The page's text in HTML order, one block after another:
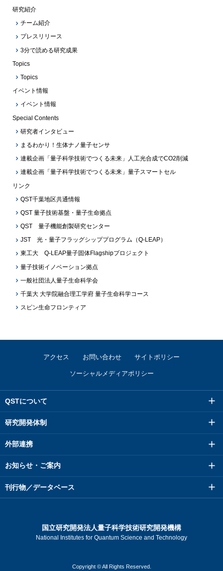
研究紹介
チーム紹介
プレスリリース
3分で読める研究成果
Topics
Topics
イベント情報
イベント情報
Special Contents
研究者インタビュー
まるわかり！生体ナノ量子センサ
連載企画「量子科学技術でつくる未来」人工光合成でCO2削減
連載企画「量子科学技術でつくる未来」量子スマートセル
リンク
QST千葉地区共通情報
QST 量子技術基盤・量子生命拠点
QST 量子機能創製研究センター
JST 光・量子フラッグシッププログラム（Q-LEAP）
東工大 Q-LEAP量子固体Flagshipプロジェクト
量子技術イノベーション拠点
一般社団法人量子生命科学会
千葉大 大学院融合理工学府 量子生命科学コース
スピン生命フロンティア
アクセス お問い合わせ サイトポリシー
ソーシャルメディアポリシー
QSTについて
研究開発体制
外部連携
お知らせ・ご案内
刊行物／データベース
国立研究開発法人量子科学技術研究開発機構
National Institutes for Quantum Science and Technology
Copyright © All Rights Reserved.